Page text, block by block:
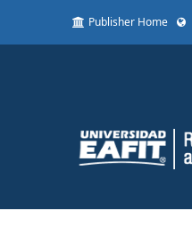
to
Content
Sidebar
Publisher Home